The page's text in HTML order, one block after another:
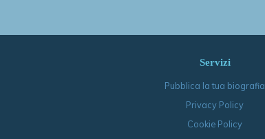
Servizi
Pubblica la tua biografia
Privacy Policy
Cookie Policy